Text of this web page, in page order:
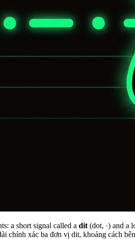
a short signal called a dit (dot, ·) and a
chính xác ba đơn vị dit, khoảng cách